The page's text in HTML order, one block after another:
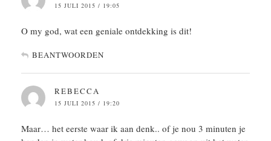
15 JULI 2015 / 19:05
O my god, wat een geniale ontdekking is dit!
BEANTWOORDEN
REBECCA
15 JULI 2015 / 19:20
Maar… het eerste waar ik aan denk.. of je nou 3 minuten je